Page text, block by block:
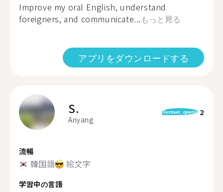
Improve my oral English, understand
foreigners, and communicate... もっと見る
アプリをダウンロードする
S.
Anyang
format_quote 2
流暢
韓国語 絵文字
学習中の言語